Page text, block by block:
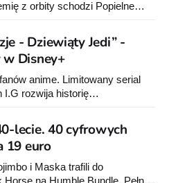
z orbity schodzi Popielne
MacKaya trafia do sklepów 12
plansze.
- Dziewiąty Jedi” -
Disney+
anime. Limitowany serial
I.G rozwija historię
nadziei" z serii „Gwiezdne
odcinków jest już dostępnych
lecie. 40 cyfrowych
19 euro
i Maska trafili do